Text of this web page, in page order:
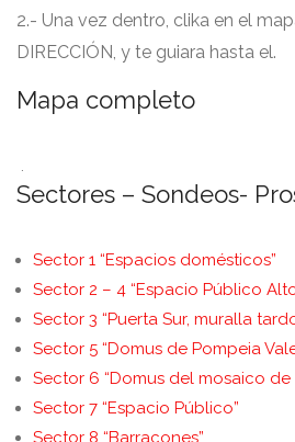
2.- Una vez dentro, clika en el
DIRECCIÓN, y te guiara hasta el.
Mapa completo
.
Sectores – Sondeos-
Sector 1 “Espacios domésticos”
Sector 2 – 4 “Espacio Público
Sector 3 “Puerta Sur, muralla
Sector 5 “Domus de Pompeia
Sector 6 “Domus del mosaico de
Sector 7 “Espacio Público”
Sector 8 “Barracones”